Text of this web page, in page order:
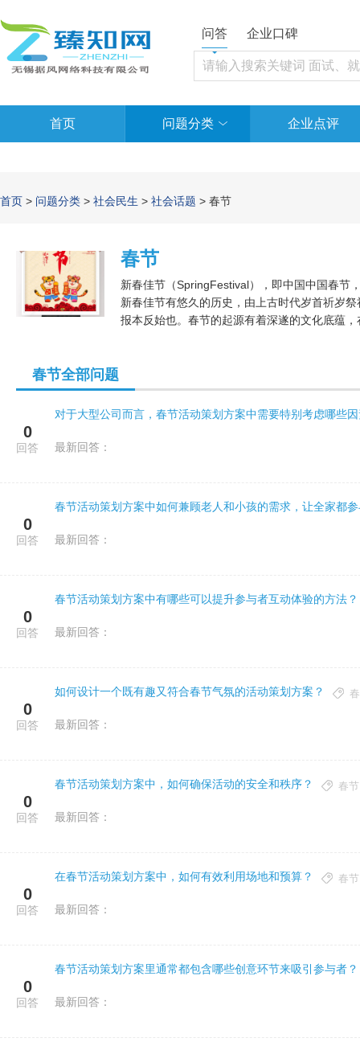
问答 企业口碑
首页 问题分类 企业点评
首页 > 问题分类 > 社会民生 > 社会话题 > 春节
春节
新春佳节（SpringFestival），即中国中国春节
新春佳节有悠久的历史，由上古时代岁首祈岁
报本反始也。春节的起源有着深遂的文化底蕴
春节全部问题
0
回答
对于大型公司而言，春节活动策划方案中需要特别考虑哪些
最新回答：
0
回答
春节活动策划方案中如何兼顾老人和小孩的需求，让全家都
最新回答：
0
回答
春节活动策划方案中有哪些可以提升参与者互动体验的方法？
最新回答：
0
回答
如何设计一个既有趣又符合春节气氛的活动策划方案？
最新回答：
0
回答
春节活动策划方案中，如何确保活动的安全和秩序？ 春节
最新回答：
0
回答
在春节活动策划方案中，如何有效利用场地和预算？ 春节
最新回答：
0
回答
春节活动策划方案里通常都包含哪些创意环节来吸引参与者？
最新回答：